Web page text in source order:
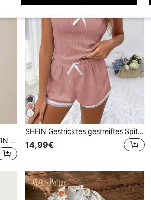
SpongeBob SquarePants | SHEIN Damen süßes Cartoon-Muster Trägerhemd und Shorts Pyjama Set, bequem
SHEIN Gestricktes gestreiftes Spitzenbesatz Träger-Top und Shorts Damen Pyjama Set Loungewear Set
14,99€